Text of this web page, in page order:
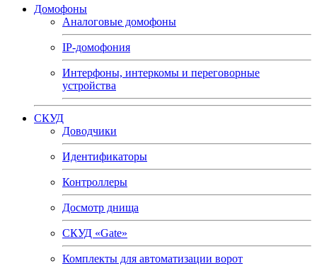
Домофоны
Аналоговые домофоны
IP-домофония
Интерфоны, интеркомы и переговорные
устройства
СКУД
Доводчики
Идентификаторы
Контроллеры
Досмотр днища
СКУД «Gate»
Комплекты для автоматизации ворот